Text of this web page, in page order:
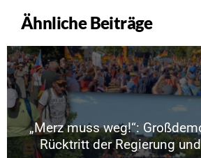
Ähnliche Beiträge
„Merz muss weg!“:
Rücktritt der Regierung